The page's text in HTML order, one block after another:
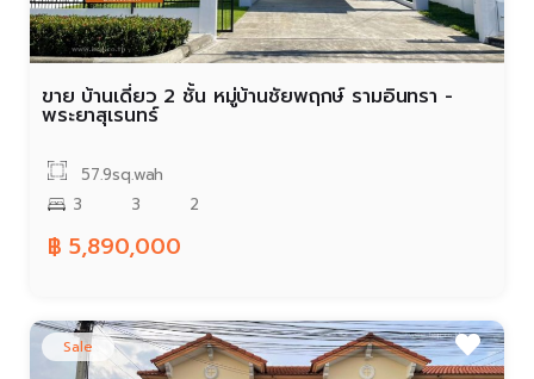
ขาย บ้านเดี่ยว 2 ชั้น หมู่บ้านชัยพฤกษ์ รามอินทรา -
พระยาสุเรนทร์
57.9sq.wah
3
3 2
฿ 5,890,000
Sale